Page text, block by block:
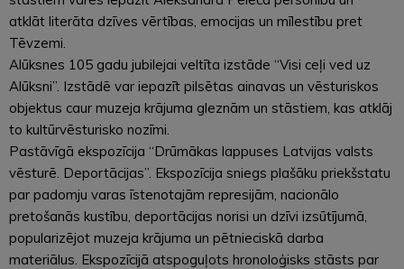
atklāt literāta dzīves vērtības, emocijas un mīlestību pret
Tēvzemi.
Alūksnes 105 gadu jubilejai veltīta izstāde “Visi ceļi ved uz
Alūksni”. Izstādē var iepazīt pilsētas ainavas un vēsturiskos
objektus caur muzeja krājuma gleznām un stāstiem, kas atklāj
to kultūrvēsturisko nozīmi.
Pastāvīgā ekspozīcija “Drūmākas lappuses Latvijas valsts
vēsturē. Deportācijas”. Ekspozīcija sniegs plašāku priekšstatu
par padomju varas īstenotajām represijām, nacionālo
pretošanās kustību, deportācijas norisi un dzīvi izsūtījumā,
popularizējot muzeja krājuma un pētnieciskā darba
materiālus. Ekspozīcijā atspoguļots hronoloģisks stāsts par